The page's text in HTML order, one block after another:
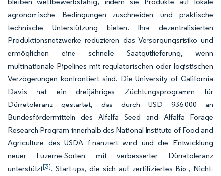
agronomische Bedingungen zuschneiden und praktische
technische Unterstützung bieten. Ihre dezentralisierten
Produktionsnetzwerke reduzieren das Versorgungsrisiko und
ermöglichen eine schnelle Saatgutlieferung, wenn
multinationale Pipelines mit regulatorischen oder logistischen
Verzögerungen konfrontiert sind. Die University of California
Davis hat ein dreijähriges Züchtungsprogramm für
Dürretoleranz gestartet, das durch USD 936.000 an
Bundesfördermitteln des Alfalfa Seed and Alfalfa Forage
Research Program innerhalb des National Institute of Food and
Agriculture des USDA finanziert wird und die Entwicklung
neuer Luzerne-Sorten mit verbesserter Dürretoleranz
unterstützt[3]. Start-ups, die sich auf zertifiziertes Bio-, Nicht-